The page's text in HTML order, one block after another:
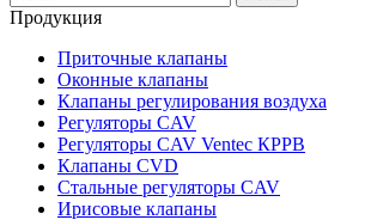
Продукция
Приточные клапаны
Оконныe клапаны
Клапаны регулирования воздуха
Регуляторы CAV
Регуляторы CAV Ventec КРРВ
Клапаны CVD
Стальные регуляторы CAV
Ирисовые клапаны